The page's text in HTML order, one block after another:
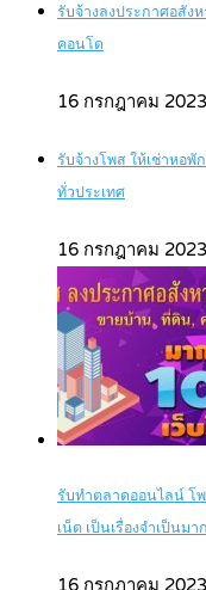
รับจ้างลงประกาศอสัง
คอนโด
16 กรกฎาคม 2023
รับจ้างโพส ให้เช่าหอพั
ทั่วประเทศ
16 กรกฎาคม 2023
รับทำตลาดออนไลน์ โ
เน็ต เป็นเรื่องจำเป็นม
16 กรกฎาคม 2023